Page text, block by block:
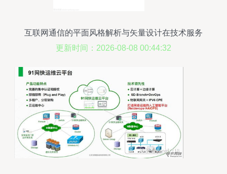
互联网通信的平面风格解析与矢量设计在技术服务
中的应用
更新时间：2026-08-08 00:44:32